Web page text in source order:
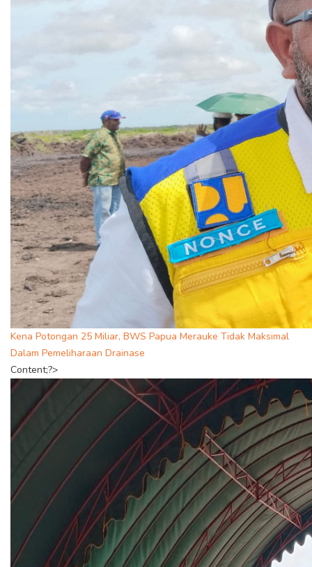
Kena Potongan 25 Miliar, BWS Papua Merauke Tidak Maksimal
Dalam Pemeliharaan Drainase
Content;?>